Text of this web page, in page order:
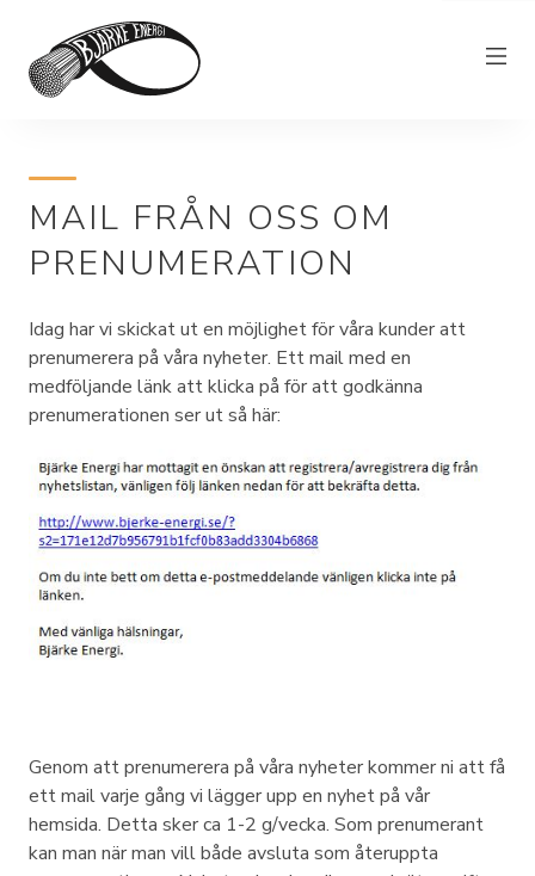
Elhandel
Bjärkefiber
Om Bjärke Energi
Kundservice
MAIL FRÅN OSS OM
PRENUMERATION
Idag har vi skickat ut en möjlighet för våra kunder att
prenumerera på våra nyheter. Ett mail med en
medföljande länk att klicka på för att godkänna
prenumerationen ser ut så här:
Genom att prenumerera på våra nyheter kommer ni att få
ett mail varje gång vi lägger upp en nyhet på vår
hemsida. Detta sker ca 1-2 g/vecka. Som prenumerant
kan man när man vill både avsluta som återuppta